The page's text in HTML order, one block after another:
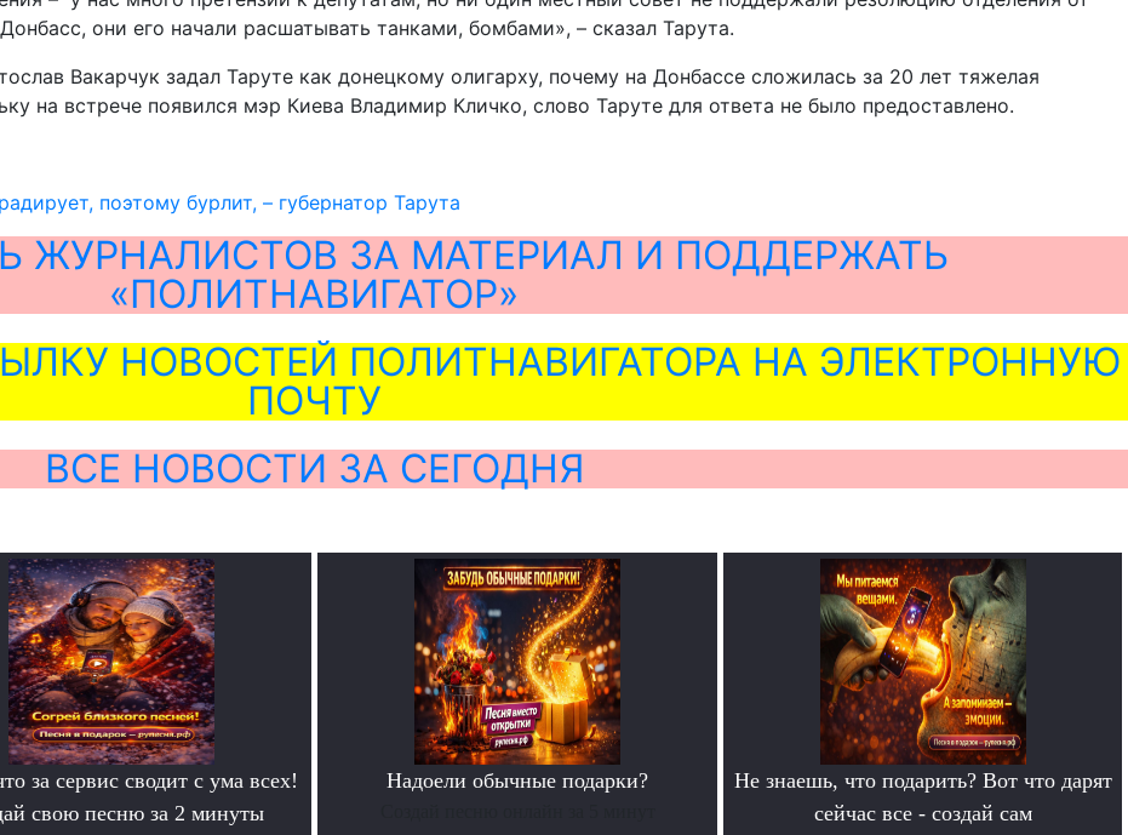
они его начали расшатывать танками, бомбами», – сказал Тарута.
Вакарчук задал Таруте как донецкому олигарху, почему на Донбассе сложилась за 20 лет тяжелая
на встрече появился мэр Киева Владимир Кличко, слово Таруте для ответа не было предоставлено.
поэтому бурлит, – губернатор Тарута
ЖУРНАЛИСТОВ ЗА МАТЕРИАЛ И ПОДДЕРЖАТЬ
«ПОЛИТНАВИГАТОР»
НОВОСТЕЙ ПОЛИТНАВИГАТОРА НА ЭЛЕКТРОННУЮ
ПОЧТУ
ВСЕ НОВОСТИ ЗА СЕГОДНЯ
за сервис сводит с ума всех!
свою песню за 2 минуты
Надоели обычные подарки?
Не знаешь, что подарить? Вот что дарят
сейчас все - создай сам